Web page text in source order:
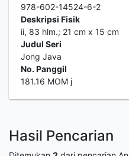
978-602-14524-6-2
Deskripsi Fisik
ii, 83 hlm.; 21 cm x 15 cm
Judul Seri
Jong Java
No. Panggil
181.16 MOM j
Hasil Pencarian